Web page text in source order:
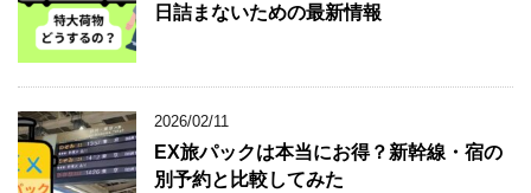
日詰まないための最新情報
2026/02/11
EX旅パックは本当にお得？新幹線・宿の
別予約と比較してみた